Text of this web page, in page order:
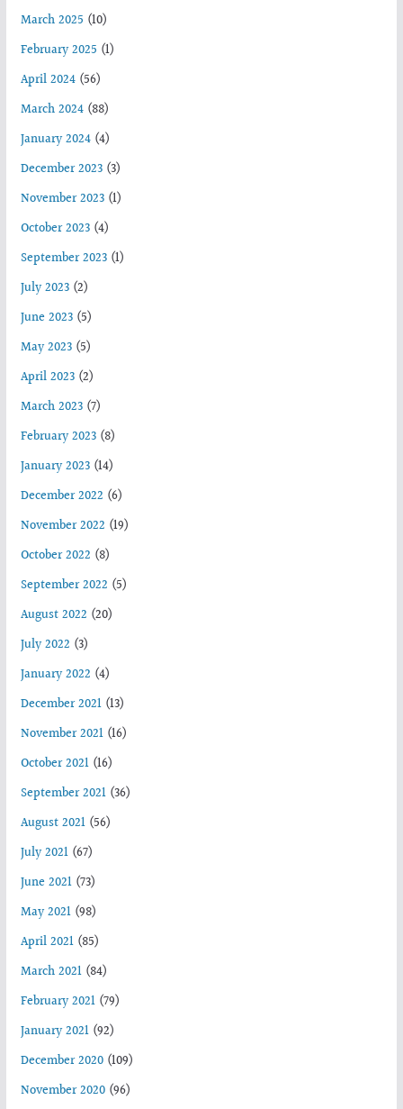
March 2025 (10)
February 2025 (1)
April 2024(56)
March 2024(88)
January 2024(4)
December 2023(3)
November 2023(1)
October 2023(4)
September 2023(1)
July 2023(2)
June 2023(5)
May 2023(5)
April 2023(2)
March 2023(7)
February 2023(8)
January 2023(14)
December 2022 (6)
November 2022 (19)
October 2022 (8)
September 2022 (5)
August 2022 (20)
July 2022 (3)
January 2022 (4)
December 2021(13)
November 2021(16)
October 2021(16)
September 2021(36)
August 2021(56)
July 2021(67)
June 2021(73)
May 2021(98)
April 2021(85)
March 2021(84)
February 2021(79)
January 2021(92)
December 2020(109)
November 2020(96)